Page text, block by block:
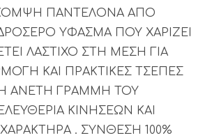
ΚΟΜΨΗ ΠΑΝΤΕΛΟΝΑ ΑΠΟ
ΥΦΑΣΜΑ ΠΟΥ ΧΑΡΙΖΕΙ
ΛΑΣΤΙΧΟ ΣΤΗ ΜΕΣΗ ΓΙΑ
ΚΑΙ ΠΡΑΚΤΙΚΕΣ ΤΣΕΠΕΣ
Η ΑΝΕΤΗ ΓΡΑΜΜΗ ΤΟΥ
ΚΙΝΗΣΕΩΝ ΚΑΙ
. ΣΥΝΘΕΣΗ 100%